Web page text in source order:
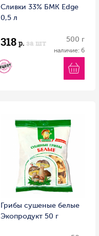
Сливки 33% БМК Edge
0,5 л
318 р. за шт 500 г
наличие: 6
Грибы сушеные белые
Экопродукт 50 г